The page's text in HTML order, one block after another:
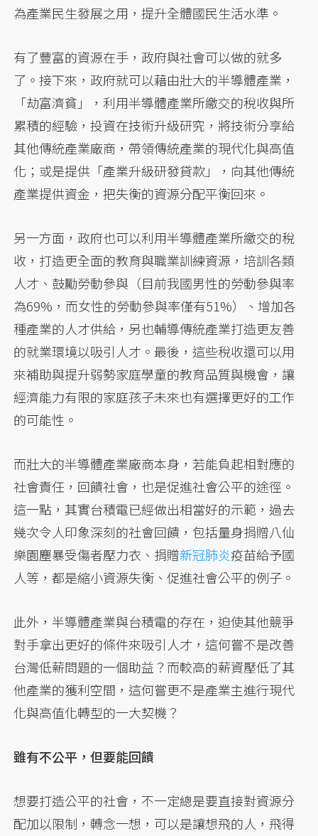
為產業民生發展之用，提升全體國民生活水準。
有了豐富的資源在手，政府與社會可以做的就多
了。接下來，政府就可以藉由壯大的半導體產業，
「劫富濟貧」，利用半導體產業所繳交的稅收與所
累積的經驗，投資在技術升級研究，將技術分享給
其他傳統產業廠商，帶領傳統產業的現代化與高值
化；或是提供「產業升級研發貸款」，向其他傳統
產業提供資金，把失衡的資源分配平衡回來。
另一方面，政府也可以利用半導體產業所繳交的稅
收，打造更全面的教育與職業訓練資源，培訓各類
人才、鼓勵勞動參與（目前我國男性的勞動參與率
為69%，而女性的勞動參與率僅有51%）、增加各
種產業的人才供給，另也輔導傳統產業打造更友善
的就業環境以吸引人才。最後，這些稅收還可以用
來補助與提升弱勢家庭學童的教育品質與機會，讓
經濟能力有限的家庭孩子未來也有選擇更好的工作
的可能性。
而壯大的半導體產業廠商本身，若能負起相對應的
社會責任，回饋社會，也是促進社會公平的途徑。
這一點，其實台積電已經做出相當好的示範，過去
幾次令人印象深刻的社會回饋，包括量身捐贈八仙
樂園塵暴受傷者壓力衣、捐贈新冠肺炎疫苗給予國
人等，都是縮小資源失衡、促進社會公平的例子。
此外，半導體產業與台積電的存在，迫使其他競爭
對手拿出更好的條件來吸引人才，這何嘗不是改善
台灣低薪問題的一個助益？而較高的薪資壓低了其
他產業的獲利空間，這何嘗更不是產業主進行現代
化與高值化轉型的一大契機？
雖有不公平，但要能回饋
想要打造公平的社會，不一定總是要直接對資源分
配加以限制，轉念一想，可以是讓想飛的人，飛得